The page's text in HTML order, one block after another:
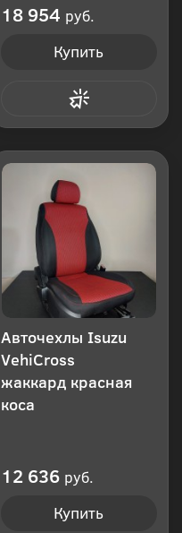
18 954 руб.
Купить
Авточехлы Isuzu
VehiCross
жаккард красная
коса
12 636 руб.
Купить